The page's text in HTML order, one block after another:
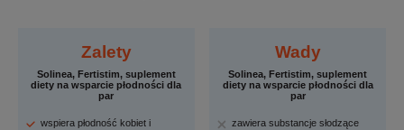
Zalety
Solinea, Fertistim, suplement
diety na wsparcie płodności dla
par
wspiera płodność kobiet i
Wady
Solinea, Fertistim, suplement
diety na wsparcie płodności dla
par
zawiera substancje słodzące